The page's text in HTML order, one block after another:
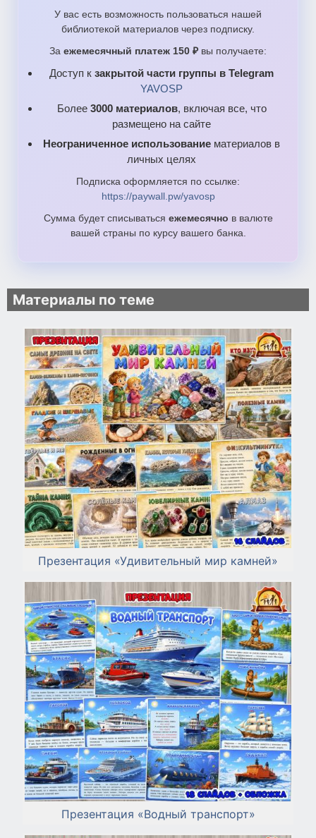
У вас есть возможность пользоваться нашей
библиотекой материалов через подписку.
За ежемесячный платеж 150 ₽ вы получаете:
Доступ к закрытой части группы в Telegram
YAVOSP
Более 3000 материалов, включая все, что
размещено на сайте
Неограниченное использование материалов в
личных целях
Подписка оформляется по ссылке:
https://paywall.pw/yavosp
Сумма будет списываться ежемесячно в валюте
вашей страны по курсу вашего банка.
Материалы по теме
Презентация «Удивительный мир камней»
Презентация «Водный транспорт»